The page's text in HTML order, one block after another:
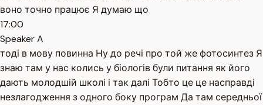
воно точно працює Я думаю що
17:00
Speaker A
тоді в мову повинна Ну до речі про той же фотосинтез Я
знаю там у нас колись у біологів були питання як його
дають молодшій школі і так далі Тобто це це насправді
незлагодження з одного боку програм Да там середньої